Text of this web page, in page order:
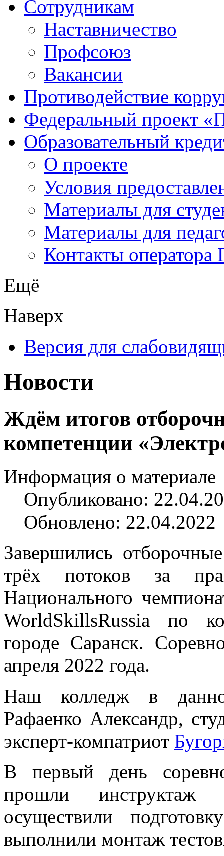
Сотрудникам
Наставничество
Профсоюз
Вакансии
Противодействие
Федеральный проект
Образовательный
О проекте
Условия
Материалы для
Материалы для
Контакты оператора
Ещё
Наверх
Версия для
Новости
Ждём итогов
компетенции
Информация о материале
Опубликовано:
Обновлено: 22.04.2022
Завершились
трёх потоков за
Национального
WorldSkillsRussia по
городе Саранск.
апреля 2022 года.
Наш колледж в
Рафаенко Александр,
эксперт-компатриот
В первый день
прошли инструктаж
осуществили
выполнили монтаж